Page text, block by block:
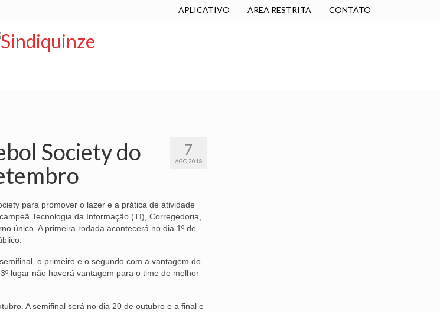
APLICATIVO ÁREA RESTRITA CONTATO
7
AGO 2018
Society do
para promover o lazer e a prática de atividade
Tecnologia da Informação (TI), Corregedoria,
único. A primeira rodada acontecerá no dia 1º de
o primeiro e o segundo com a vantagem do
lugar não haverá vantagem para o time de melhor
A semifinal será no dia 20 de outubro e a final e